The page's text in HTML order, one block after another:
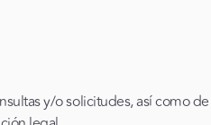
y/o solicitudes, así como